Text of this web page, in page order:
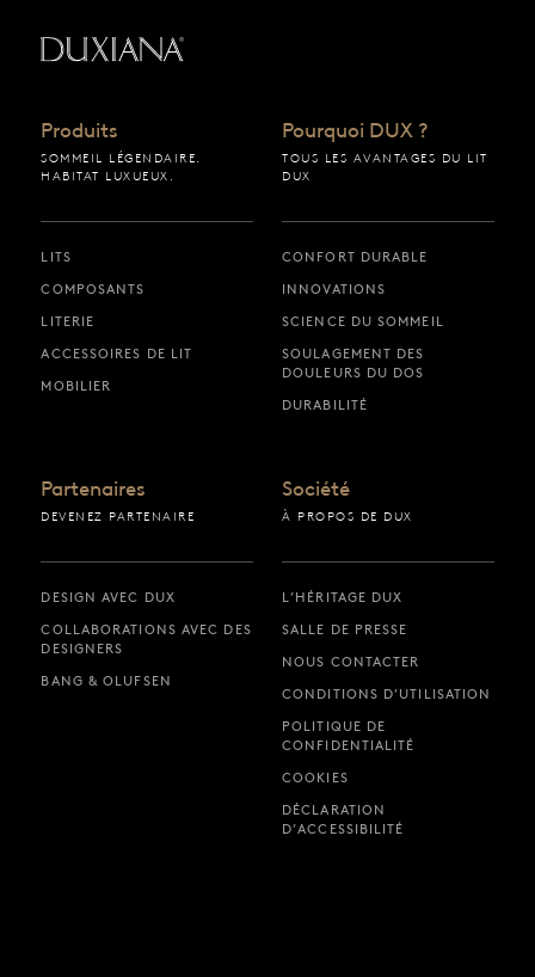
Produits
SOMMEIL LÉGENDAIRE.
HABITAT LUXUEUX.
LITS
COMPOSANTS
LITERIE
ACCESSOIRES DE LIT
MOBILIER
Pourquoi DUX ?
TOUS LES AVANTAGES DU LIT
DUX
CONFORT DURABLE
INNOVATIONS
SCIENCE DU SOMMEIL
SOULAGEMENT DES
DOULEURS DU DOS
DURABILITÉ
Partenaires
DEVENEZ PARTENAIRE
DESIGN AVEC DUX
COLLABORATIONS AVEC DES
DESIGNERS
BANG & OLUFSEN
Société
À PROPOS DE DUX
L’HÉRITAGE DUX
SALLE DE PRESSE
NOUS CONTACTER
CONDITIONS D’UTILISATION
POLITIQUE DE
CONFIDENTIALITÉ
COOKIES
DÉCLARATION
D’ACCESSIBILITÉ